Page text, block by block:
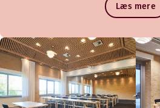
Læs mere